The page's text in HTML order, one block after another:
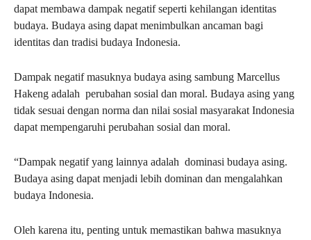
dapat membawa dampak negatif seperti kehilangan identitas
budaya. Budaya asing dapat menimbulkan ancaman bagi
identitas dan tradisi budaya Indonesia.
Dampak negatif masuknya budaya asing sambung Marcellus
Hakeng adalah perubahan sosial dan moral. Budaya asing yang
tidak sesuai dengan norma dan nilai sosial masyarakat Indonesia
dapat mempengaruhi perubahan sosial dan moral.
“Dampak negatif yang lainnya adalah dominasi budaya asing.
Budaya asing dapat menjadi lebih dominan dan mengalahkan
budaya Indonesia.
Oleh karena itu, penting untuk memastikan bahwa masuknya